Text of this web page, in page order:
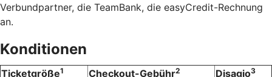
Verbundpartner, die TeamBank, die easyCredit-Rechnung
an.
Konditionen
Ticketgröße1 Checkout-Gebühr2 Disagio3